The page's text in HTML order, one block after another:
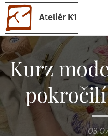
Ateliér K1
Kurz
pokročilí